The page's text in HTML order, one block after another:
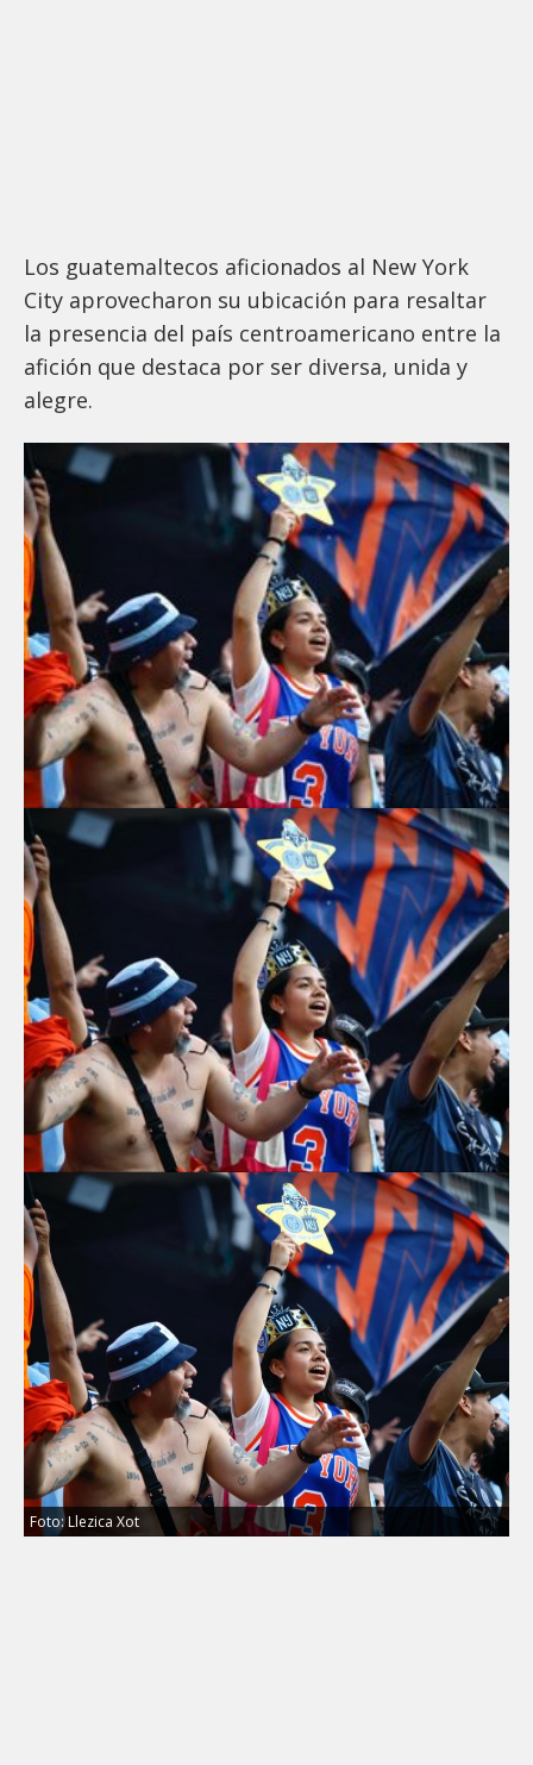
Los guatemaltecos aficionados al New York
City aprovecharon su ubicación para resaltar
la presencia del país centroamericano entre la
afición que destaca por ser diversa, unida y
alegre.
Foto: Llezica Xot